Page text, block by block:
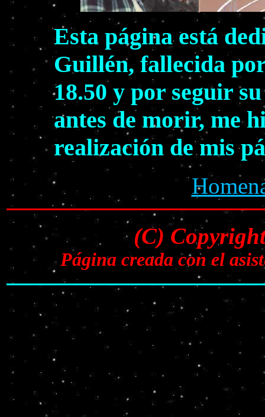
Esta página está
Guillén, fallecida
18.50 y por seguir
antes de morir, me
realización de mis
(C)
Página creada con el